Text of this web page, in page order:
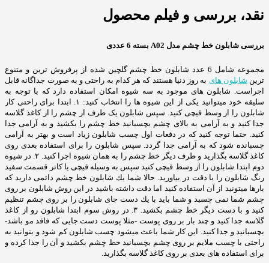
نقد، بررسی و فیلم محصول
بررسی شابلون خط چشم مدل A02 بسته 6 عددی
مجموعه شامل 6 عدد شابلون خط چشم گلچین شده از پرفروش ترین و متنوع
ترین شابلون های به روز دنیا هستند که هر کدام به راحتی و به صورت جداگانه قابل
اجراست. شابلون های موجود به سه شيوه امكان استفاده دارد كه با توجه به
سلیقه خود ميتوانيد يكی از اين شيوه ها را انتخاب كنيد: ١. ابتدا برای راحتی كار
شابلون را از وسط قيچی كنيد. سپس شابلون یک طرف از چشم را از كاغذ گلاسه
جدا كنيد و به آرامی به بالای چشم بچسبانيد خط چشم را بكشيد و به آرامی جدا
كنيد. حتما توجه كنيد كه در دفعات اول چسب شابلون زياد است و بهتر به آرامی
چسبانده شود كه به آرامی جدا گردد. سپس شابلون را برای استفاده بعدی روی
کاغذ گلاسه بگذارید و طرف دیگر خط چشم را به همان شیوه اجرا کنید. ٢. در شیوه
دوم ابتدا شابلون را از وسط قيچی كنيد سپس به وسيله قيچی يا كاتر قسمت سفيد
رنگ شابلون را با دقت در بياوريد. حالا شما يك شابلون خط چشم دائمی داريد كه
بارها ميتونيد از آن استفاده كنيد اما دقت داشته باشيد در اين روش شابلون بر روی
چشم شما نمی چسبد و شما بايد با يك دست جای شابلون را بر روی چشم تنظيم
كنيد و با دست ديگر خط چشم بكشيد. ٣. در روش سوم ابتدا شابلون رو از كاغذ
گلاسه جدا كنيد و چند بار بر روی پوست -مثلا پوست دست جایی كه فاقد مو باشد-
بچسبانید و جدا کنید. این کار شما باعث میشود چسب شابلون کم شود و بتوانید به
راحتی با چسب ملایم بر روی چشم بچسبانید خط چشم بکشید و آن را جدا کرده و
برای استفاده های بعدی بر روی کاغذ گلاسه بگذارید.